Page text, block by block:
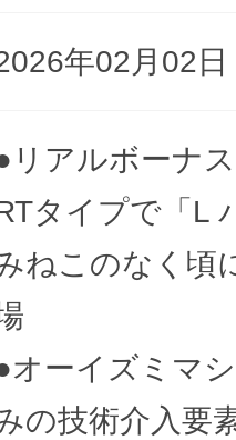
年02月02日
リアルボーナ
タイプで「L
ねこのなく頃
オーイズミマ
の技術介入要